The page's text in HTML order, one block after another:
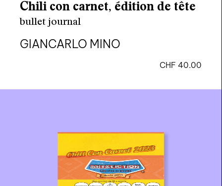
portraits
engagement durable
charte ia
nous contacter
diffusion/librairies
manuscrits
Chili con carnet, édition de tête
bullet journal
GIANCARLO MINO
CHF 40.00